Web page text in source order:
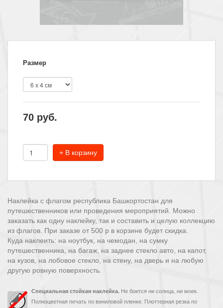
Размер
70 руб.
+ В корзину
Наклейка с флагом республика Башкортостан для
путешественников или проведения мероприятий. Можно
заказать как одну наклейку, так и составить и целую коллекцию
из флагов. При заказе от 500 р в корзине будет скидка.
Куда наклеить: на ноутбук, на чемодан, на сумку
путешественника, на багаж, на заднее стекло авто, на капот,
на кузов, на лобовое стекло, на стену, на дверь и на любую
другую ровную поверхность.
Специальная стойкая наклейка. Не боится ни солнца, ни моек.
Полноцветная печать по виниловой пленке. Плоттерная резка по